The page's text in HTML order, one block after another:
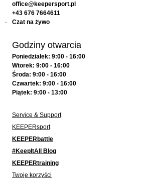
office@keepersport.pl
+43 676 7664611
Czat na żywo
Godziny otwarcia
Poniedziałek: 9:00 - 16:00
Wtorek: 9:00 - 16:00
Środa: 9:00 - 16:00
Czwartek: 9:00 - 16:00
Piątek: 9:00 - 13:00
Service & Support
KEEPERsport
KEEPERbattle
#KeepItAll Blog
KEEPERtraining
Twoje korzyści